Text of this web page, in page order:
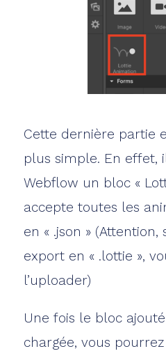
Cette dernière partie
plus simple. En effet,
Webflow un bloc «
accepte toutes les
en « .json » (Attention,
export en « .lottie »,
l’uploader)
Une fois le bloc
chargée, vous